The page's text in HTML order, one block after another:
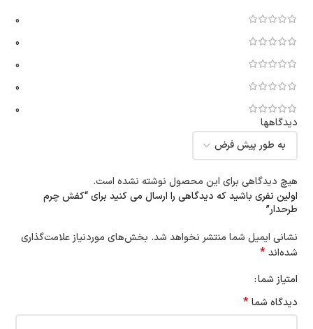
0
0
0
0
0
دیدگاهها
هیچ دیدگاهی برای این محصول نوشته نشده است.
اولین نفری باشید که دیدگاهی را ارسال می کنید برای “کفش چرم
طرحدار”
نشانی ایمیل شما منتشر نخواهد شد. بخش‌های موردنیاز علامت‌گذاری
شده‌اند*
امتیاز شما
دیدگاه شما*